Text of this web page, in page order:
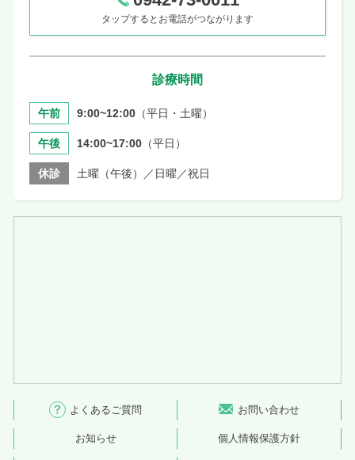
タップするとお電話がつながります
診療時間
午前 9:00~12:00 （平日・土曜）
午後 14:00~17:00 （平日）
休診 土曜（午後）／日曜／祝日
よくあるご質問 お問い合わせ
お知らせ 個人情報保護方針